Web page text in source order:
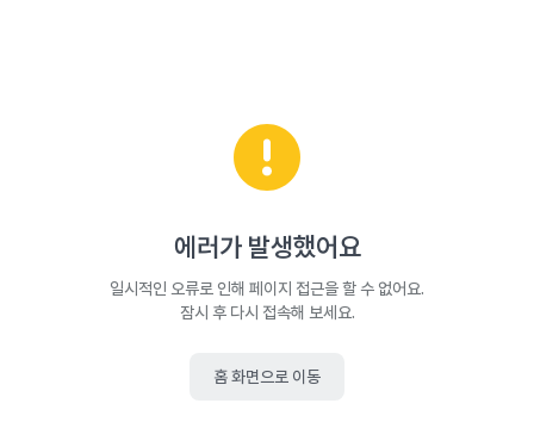
에러가 발생했어요
일시적인 오류로 인해 페이지 접근을 할 수 없어요.
잠시 후 다시 접속해 보세요.
홈 화면으로 이동